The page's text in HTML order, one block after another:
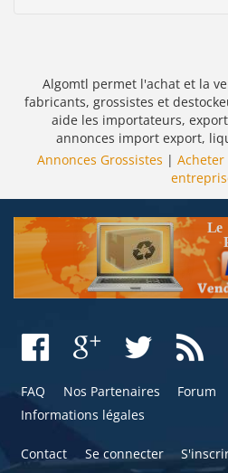
Algomtl permet l'achat et la
fabricants, grossistes et
aide les importateurs,
annonces import export,
Annonces Grossistes | Acheter
FAQ Nos Partenaires Forum
Informations légales
Contact Se connecter